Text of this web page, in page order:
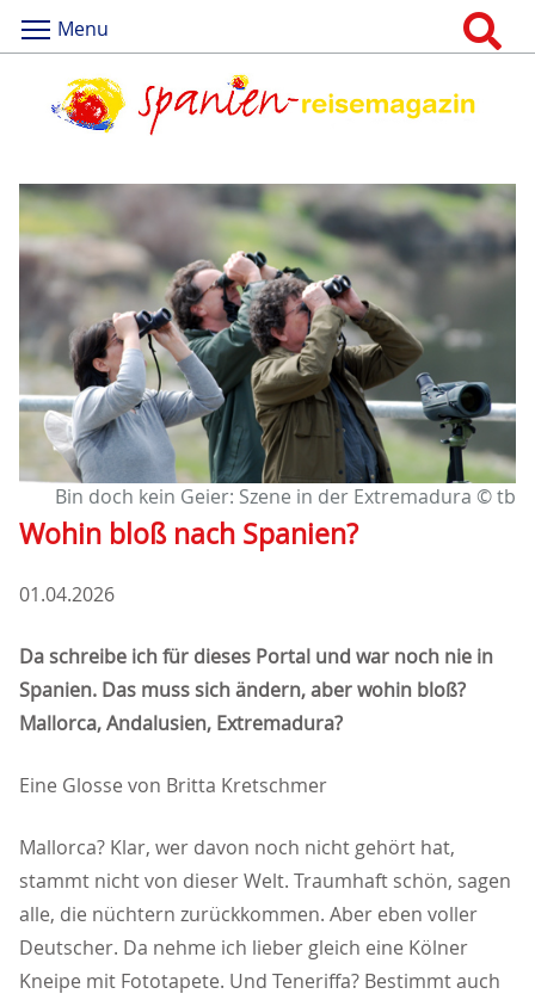
Menu
Bin doch kein Geier: Szene in der Extremadura © tb
Wohin bloß nach Spanien?
01.04.2026
Da schreibe ich für dieses Portal und war noch nie in
Spanien. Das muss sich ändern, aber wohin bloß?
Mallorca, Andalusien, Extremadura?
Eine Glosse von Britta Kretschmer
Mallorca? Klar, wer davon noch nicht gehört hat,
stammt nicht von dieser Welt. Traumhaft schön, sagen
alle, die nüchtern zurückkommen. Aber eben voller
Deutscher. Da nehme ich lieber gleich eine Kölner
Kneipe mit Fototapete. Und Teneriffa? Bestimmt auch